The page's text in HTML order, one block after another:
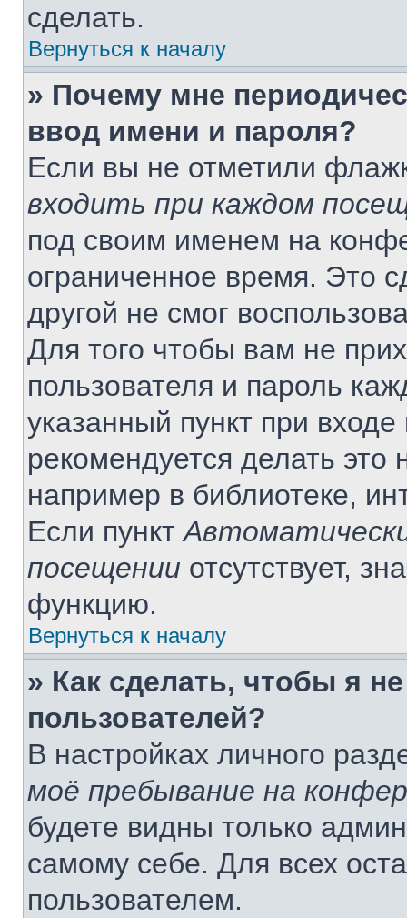
сделать.
Вернуться к началу
» Почему мне
ввод имени и пароля?
Если вы не отметили
входить при каждом
под своим именем на
ограниченное время. Это
другой не смог
Для того чтобы вам не
пользователя и пароль
указанный пункт при
рекомендуется делать
например в библиотеке,
Если пункт
посещении отсутствует,
функцию.
Вернуться к началу
» Как сделать, чтобы я
пользователей?
В настройках личного
моё пребывание на
будете видны только
самому себе. Для всех
пользователем.